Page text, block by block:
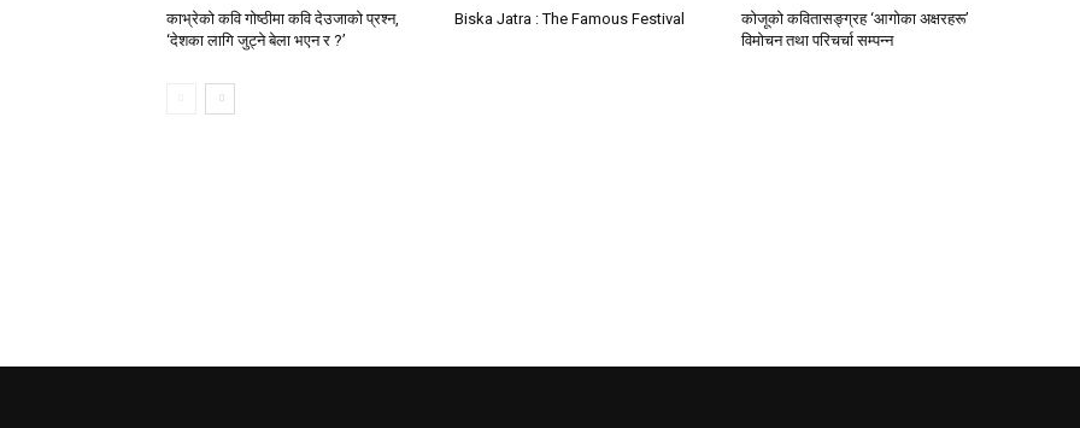
काभ्रेको कवि गोष्ठीमा कवि देउजाको प्रश्न,
‘देशका लागि जुट्ने बेला भएन र ?’
Biska Jatra : The Famous Festival
कोजूको कवितासङ्ग्रह ‘आगोका अक्षरहरू’
विमोचन तथा परिचर्चा सम्पन्न